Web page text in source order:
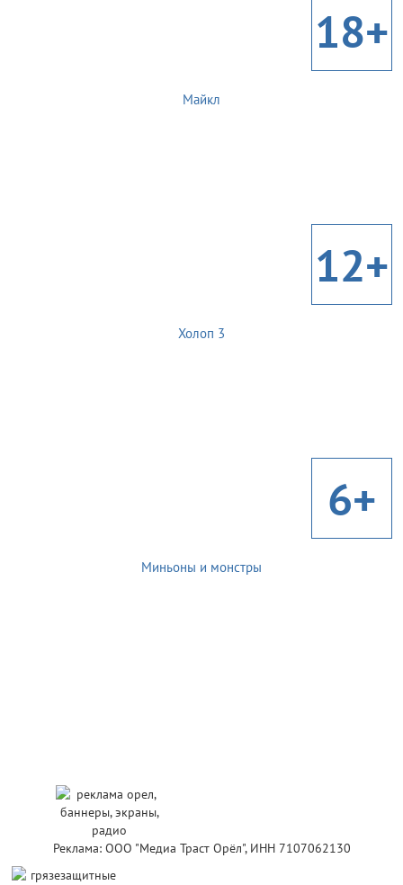
18+
Майкл
12+
Холоп 3
6+
Миньоны и монстры
Реклама: ООО "Медиа Траст Орёл", ИНН 7107062130